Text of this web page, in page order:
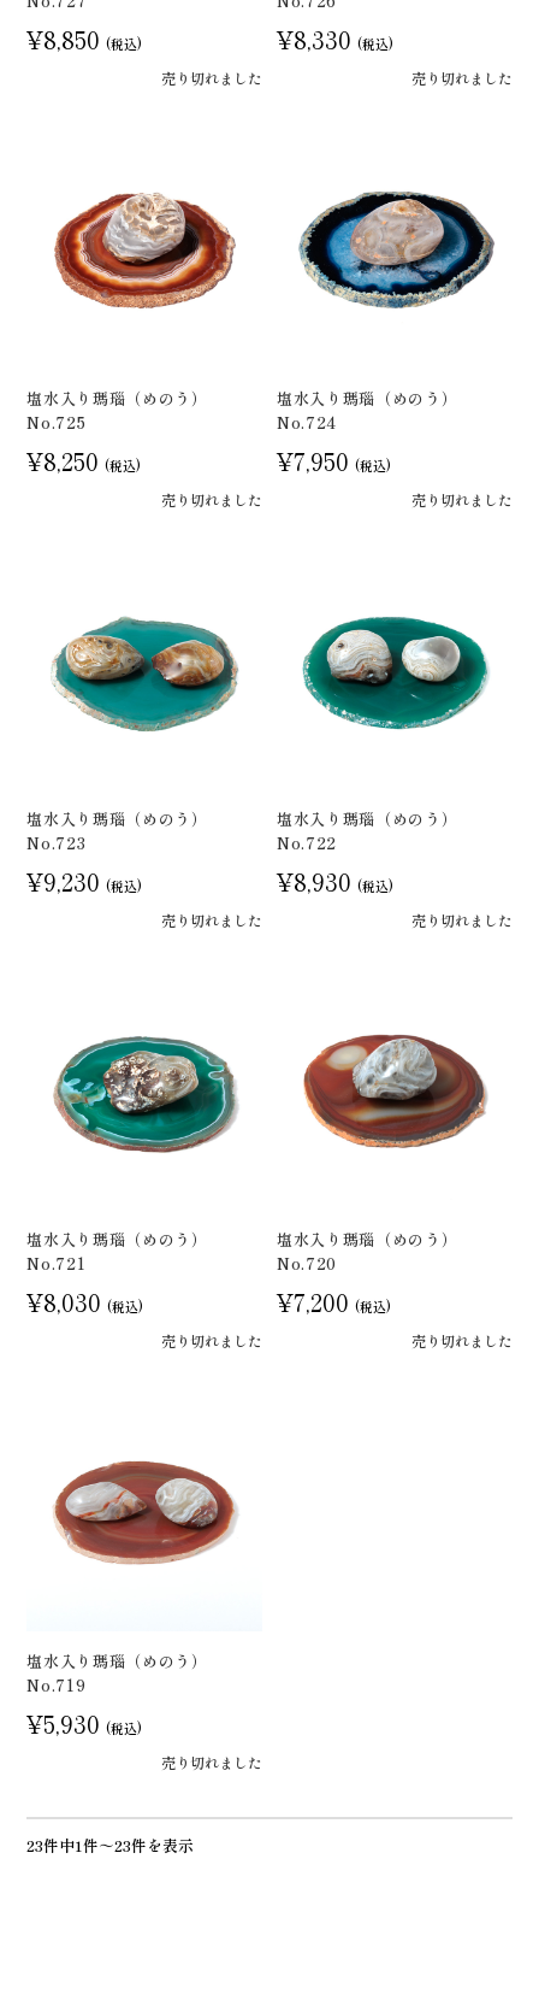
¥8,850 (税込)
売り切れました
¥8,330 (税込)
売り切れました
塩水入り瑪瑙（めのう）
No.725
¥8,250 (税込)
売り切れました
塩水入り瑪瑙（めのう）
No.724
¥7,950 (税込)
売り切れました
塩水入り瑪瑙（めのう）
No.723
¥9,230 (税込)
売り切れました
塩水入り瑪瑙（めのう）
No.722
¥8,930 (税込)
売り切れました
塩水入り瑪瑙（めのう）
No.721
¥8,030 (税込)
売り切れました
塩水入り瑪瑙（めのう）
No.720
¥7,200 (税込)
売り切れました
塩水入り瑪瑙（めのう）
No.719
¥5,930 (税込)
売り切れました
23件中1件～23件を表示